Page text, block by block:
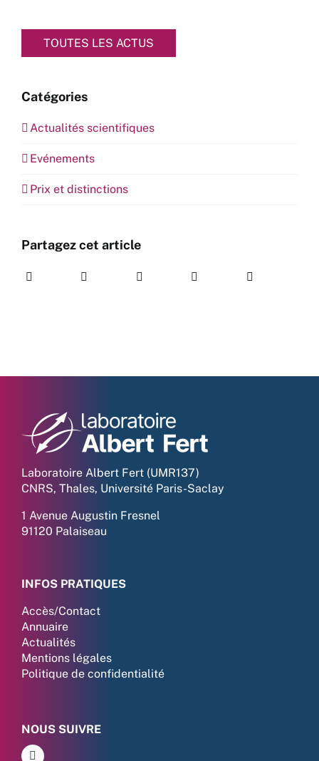
TOUTES LES ACTUS
Catégories
Actualités scientifiques
Evénements
Prix et distinctions
Partagez cet article
Laboratoire Albert Fert (UMR137)
CNRS, Thales, Université Paris-Saclay
1 Avenue Augustin Fresnel
91120 Palaiseau
INFOS PRATIQUES
Accès/Contact
Annuaire
Actualités
Mentions légales
Politique de confidentialité
NOUS SUIVRE